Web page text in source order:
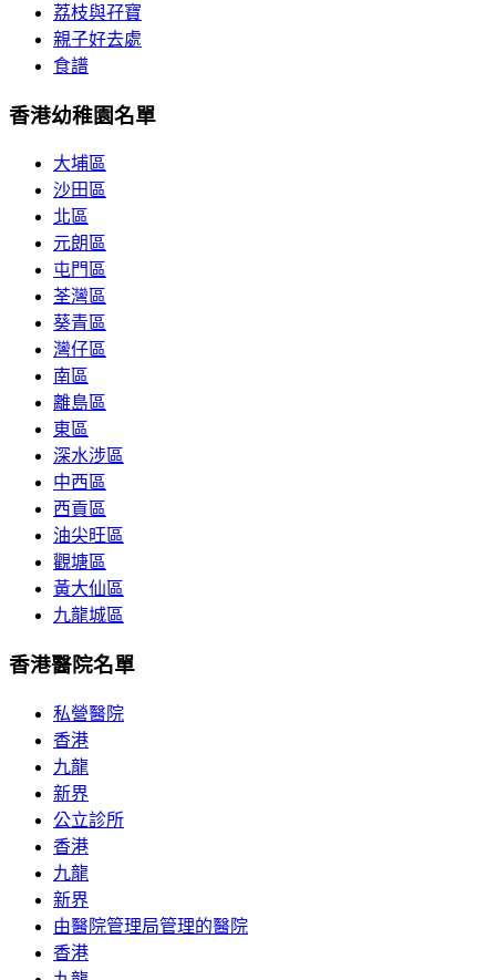
荔枝與孖寶
親子好去處
食譜
香港幼稚園名單
大埔區
沙田區
北區
元朗區
屯門區
荃灣區
葵青區
灣仔區
南區
離島區
東區
深水涉區
中西區
西貢區
油尖旺區
觀塘區
黃大仙區
九龍城區
香港醫院名單
私營醫院
香港
九龍
新界
公立診所
香港
九龍
新界
由醫院管理局管理的醫院
香港